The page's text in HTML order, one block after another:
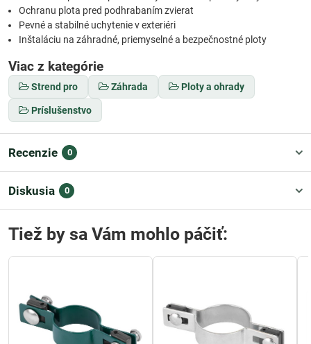
Ochranu plota pred podhrabaním zvierat
Pevné a stabilné uchytenie v exteriéri
Inštaláciu na záhradné, priemyselné a bezpečnostné ploty
Viac z kategórie
Strend pro Záhrada Ploty a ohrady
Príslušenstvo
Recenzie 0
Diskusia 0
Tiež by sa Vám mohlo páčiť: